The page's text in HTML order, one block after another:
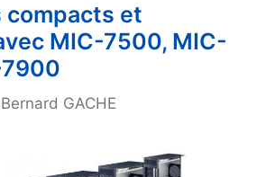
compacts et
MIC-7500, MIC-
Bernard GACHE